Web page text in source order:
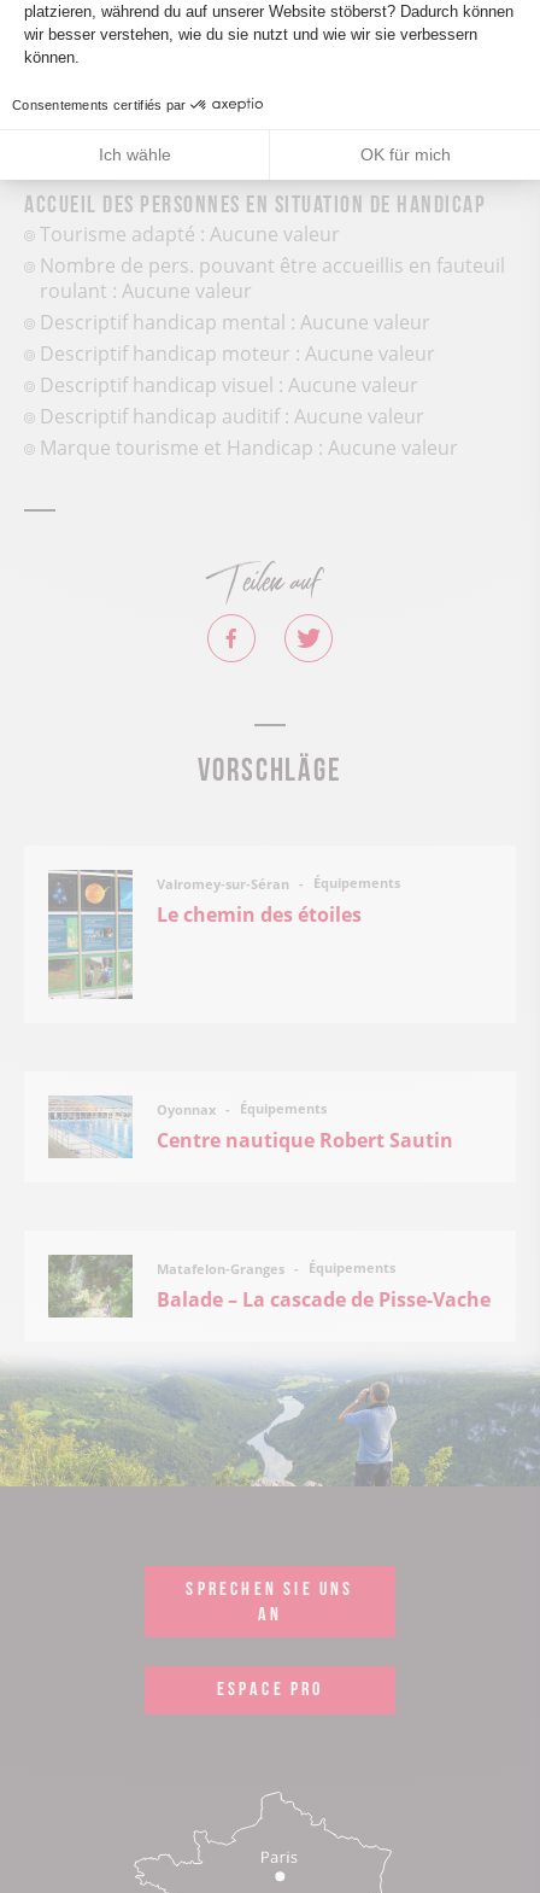
Parkplatz in der Nähe
Accueil des personnes en situation de handicap
Tourisme adapté : Aucune valeur
Nombre de pers. pouvant être accueillis en fauteuil
roulant : Aucune valeur
Descriptif handicap mental : Aucune valeur
Descriptif handicap moteur : Aucune valeur
Descriptif handicap visuel : Aucune valeur
Descriptif handicap auditif : Aucune valeur
Marque tourisme et Handicap : Aucune valeur
Teilen auf
Vorschläge
Valromey-sur-Séran Équipements
Le chemin des étoiles
Oyonnax Équipements
Centre nautique Robert Sautin
Matafelon-Granges Équipements
Balade – La cascade de Pisse-Vache
SPRECHEN SIE UNS
AN
ESPACE PRO
platzieren, während du auf unserer Website stöberst? Dadurch können
wir besser verstehen, wie du sie nutzt und wie wir sie verbessern
können.
Consentements certifiés par
Ich wähle OK für mich
Axeptio consent